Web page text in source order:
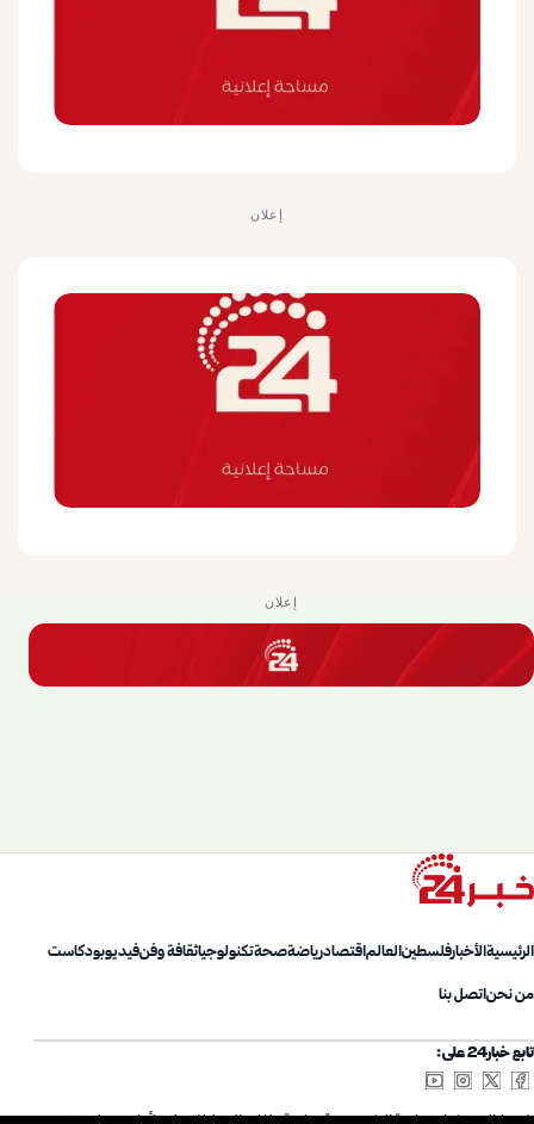
إعلان
إعلان
الرئيسيةالأخبارفلسطينالعالماقتصادرياضةصحةتكنولوجياثقافة وفنفيديوبودكاست
من نحناتصل بنا
تابع خبار24 على: